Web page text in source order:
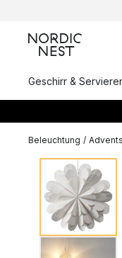
Geschirr &
Beleuchtung /